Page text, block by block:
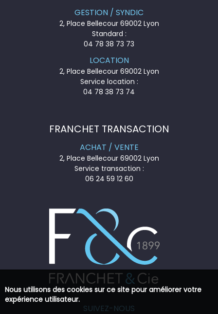
GESTION / SYNDIC
2, Place Bellecour 69002 Lyon
Standard :
04 78 38 73 73
LOCATION
2, Place Bellecour 69002 Lyon
Service location :
04 78 38 73 74
FRANCHET TRANSACTION
ACHAT / VENTE
2, Place Bellecour 69002 Lyon
Service transaction :
06 24 59 12 60
SUIVEZ-NOUS
Nous utilisons des cookies sur ce site pour améliorer votre
expérience utilisateur.